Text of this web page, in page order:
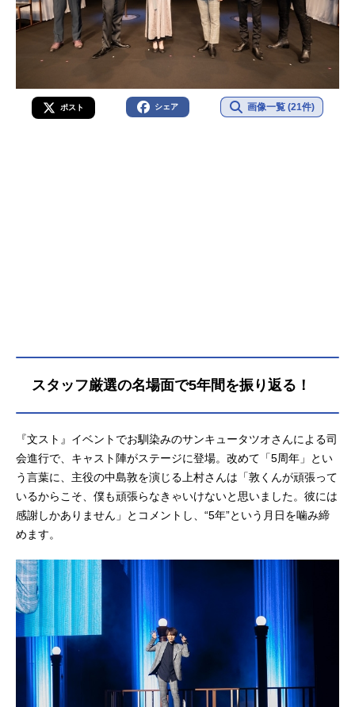
ポスト シェア 画像一覧 (21件)
スタッフ厳選の名場面で5年間を振り返る！
『文スト』イベントでお馴染みのサンキュータツオさんによる司
会進行で、キャスト陣がステージに登場。改めて「5周年」とい
う言葉に、主役の中島敦を演じる上村さんは「敦くんが頑張って
いるからこそ、僕も頑張らなきゃいけないと思いました。彼には
感謝しかありません」とコメントし、“5年”という月日を噛み締
めます。